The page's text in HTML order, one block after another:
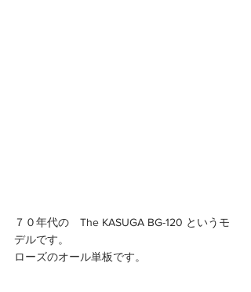
７０年代の　The KASUGA BG-120 というモ
デルです。
ローズのオール単板です。